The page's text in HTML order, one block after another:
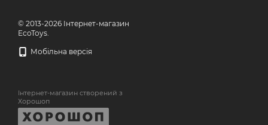
© 2013-2026 Інтернет-магазин
EcoToys.
Мобільна версія
Інтернет-магазин створений з
Хорошоп